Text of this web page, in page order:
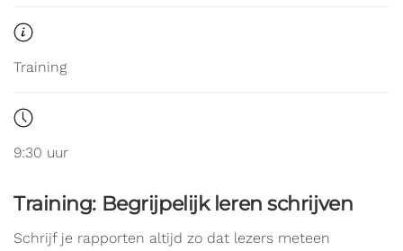
Training
9:30 uur
Training: Begrijpelijk leren schrijven
Schrijf je rapporten altijd zo dat lezers meteen